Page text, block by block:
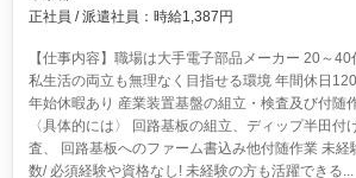
正社員 / 派遣社員：時給1,387円
【仕事内容】職場は大手電子部品メーカー 20～
私生活の両立も無理なく目指せる環境 年間休日
年始休暇あり 産業装置基盤の組立・検査及び付随
〈具体的には〉 回路基板の組立、ディップ半田付
査、 回路基板へのファーム書込み他付随作業 未経
数/ 必須経験や資格なし! 未経験の方も活躍できる...